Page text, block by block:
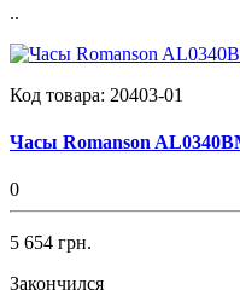
..
Код товара: 20403-01
Часы Romanson
0
5 654 грн.
Закончился